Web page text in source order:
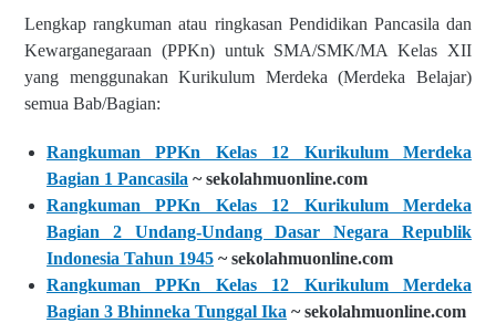
Lengkap rangkuman atau ringkasan Pendidikan Pancasila dan
Kewarganegaraan (PPKn) untuk SMA/SMK/MA Kelas XII
yang menggunakan Kurikulum Merdeka (Merdeka Belajar)
semua Bab/Bagian:
Rangkuman PPKn Kelas 12 Kurikulum Merdeka
Bagian 1 Pancasila ~ sekolahmuonline.com
Rangkuman PPKn Kelas 12 Kurikulum Merdeka
Bagian 2 Undang-Undang Dasar Negara Republik
Indonesia Tahun 1945 ~ sekolahmuonline.com
Rangkuman PPKn Kelas 12 Kurikulum Merdeka
Bagian 3 Bhinneka Tunggal Ika ~ sekolahmuonline.com